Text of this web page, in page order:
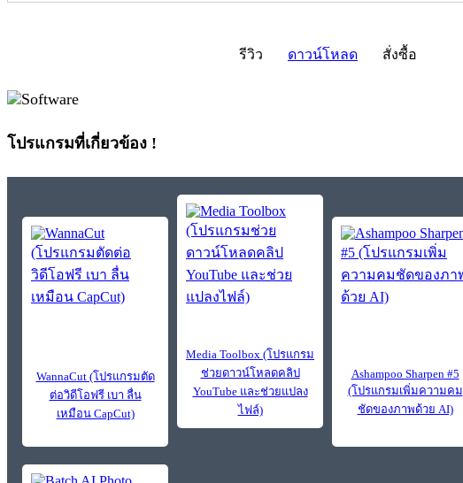
รีวิว ดาวน์โหลด สั่งซื้อ
โปรแกรมที่เกี่ยวข้อง !
WannaCut (โปรแกรมตัด
ต่อวิดีโอฟรี เบา ลื่น
เหมือน CapCut)
Media Toolbox (โปรแกรม
ช่วยดาวน์โหลดคลิป
YouTube และช่วยแปลง
ไฟล์)
Ashampoo Sharpen #5
(โปรแกรมเพิ่มความคม
ชัดของภาพด้วย AI)